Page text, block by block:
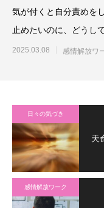
気が付くと自分責めを
止めたいのに、どうし
責めである
2025.03.08 感情解放ワ
日々の気づき
天
感情解放ワーク